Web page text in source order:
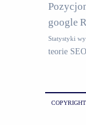
google
Statystyki
teorie SEO